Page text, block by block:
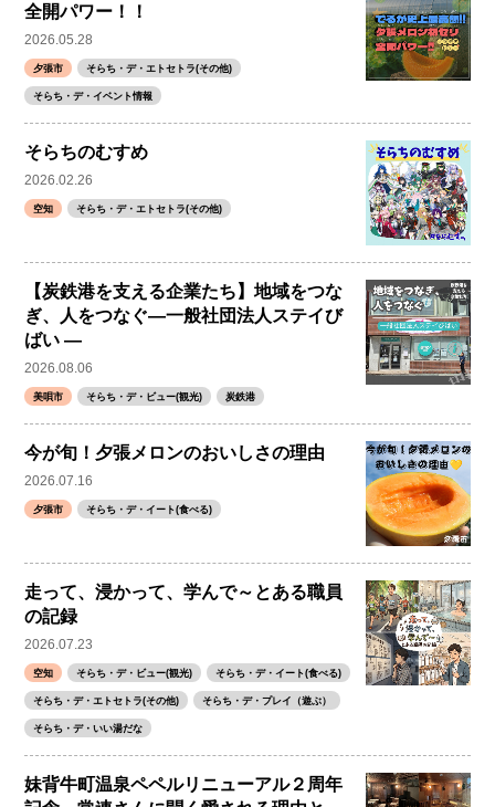
全開パワー！！
2026.05.28
夕張市 そらち・デ・エトセトラ(その他)
そらち・デ・イベント情報
そらちのむすめ
2026.02.26
空知 そらち・デ・エトセトラ(その他)
【炭鉄港を支える企業たち】地域をつな
ぎ、人をつなぐ―一般社団法人ステイび
ばい ―
2026.08.06
美唄市 そらち・デ・ビュー(観光) 炭鉄港
今が旬！夕張メロンのおいしさの理由
2026.07.16
夕張市 そらち・デ・イート(食べる)
走って、浸かって、学んで～とある職員
の記録
2026.07.23
空知 そらち・デ・ビュー(観光) そらち・デ・イート(食べる)
そらち・デ・エトセトラ(その他) そらち・デ・プレイ（遊ぶ）
そらち・デ・いい湯だな
妹背牛町温泉ペペルリニューアル２周年